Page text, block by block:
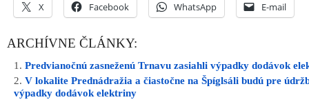
X Facebook WhatsApp E-mail
ARCHÍVNE ČLÁNKY:
Predvianočnú zasneženú Trnavu zasiahli výpadky dodávok
V lokalite Prednádražia a čiastočne na Špíglsáli budú pre
výpadky dodávok elektriny